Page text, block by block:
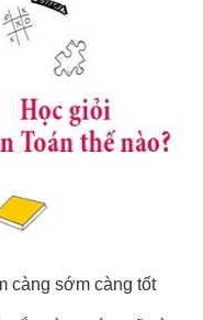
càng sớm càng tốt